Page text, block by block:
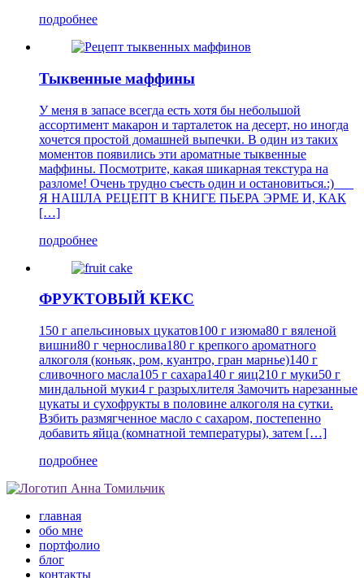
подробнее
Тыквенные маффины
У меня в запасе всегда есть хотя бы небольшой
ассортимент макарон и тарталеток на десерт, но иногда
хочется простой домашней выпечки. В один из таких
моментов появились эти ароматные тыквенные
маффины. Посмотрите, какая шикарная текстура на
разломе! Очень трудно съесть один и остановиться.:)
Я НАШЛА РЕЦЕПТ В КНИГЕ ПЬЕРА ЭРМЕ И, КАК
[…]
подробнее
ФРУКТОВЫЙ КЕКС
150 г апельсиновых цукатов100 г изюма80 г вяленой
вишни80 г чернослива180 г крепкого ароматного
алкоголя (коньяк, ром, куантро, гран марнье)140 г
сливочного масла105 г сахара140 г яиц210 г муки50 г
миндальной муки4 г разрыхлителя Замочить нарезанные
цукаты и сухофрукты в половине алкоголя на сутки.
Взбить размягченное масло с сахаром, постепенно
добавить яйца (комнатной температуры), затем […]
подробнее
главная
обо мне
портфолио
блог
контакты